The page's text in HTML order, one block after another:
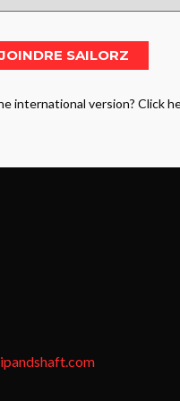
international version? Click